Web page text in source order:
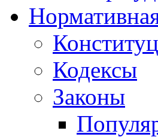
Кодексы
Законы